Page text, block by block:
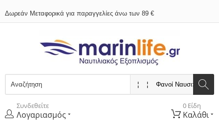
Δωρεάν Μεταφορικά για παραγγελίες άνω των 89 €
Συνδεθείτε
Λογαριασμός
0 Είδη
Καλάθι